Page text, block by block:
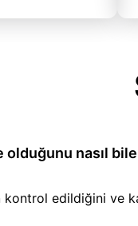
olduğunu nasıl
kontrol edildiğini